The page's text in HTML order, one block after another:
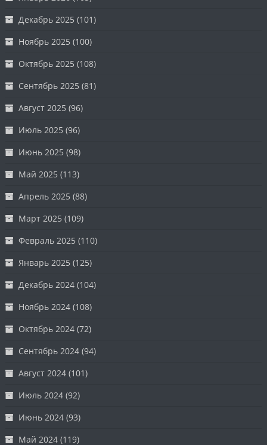
Декабрь 2025 (101)
Ноябрь 2025 (100)
Октябрь 2025 (108)
Сентябрь 2025 (81)
Август 2025 (96)
Июль 2025 (96)
Июнь 2025 (98)
Май 2025 (113)
Апрель 2025 (88)
Март 2025 (109)
Февраль 2025 (110)
Январь 2025 (125)
Декабрь 2024 (104)
Ноябрь 2024 (108)
Октябрь 2024 (72)
Сентябрь 2024 (94)
Август 2024 (101)
Июль 2024 (92)
Июнь 2024 (93)
Май 2024 (119)